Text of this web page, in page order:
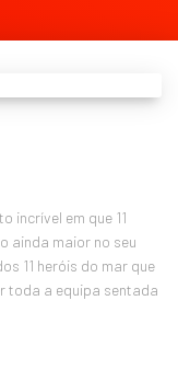
incrível em que 11
ainda maior no seu
11 heróis do mar que
toda a equipa sentada